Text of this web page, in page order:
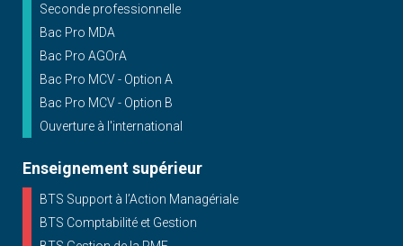
Seconde professionnelle
Bac Pro MDA
Bac Pro AGOrA
Bac Pro MCV - Option A
Bac Pro MCV - Option B
Ouverture à l'international
Enseignement supérieur
BTS Support à l’Action Managériale
BTS Comptabilité et Gestion